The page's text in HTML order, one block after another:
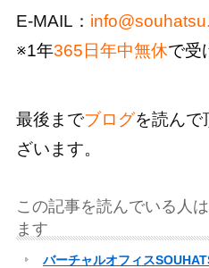
E-MAIL：
※1年365日年中無休で受
最後までブログを読んで
ざいます。
この記事を読んでいる人
ます
バーチャルオフィス